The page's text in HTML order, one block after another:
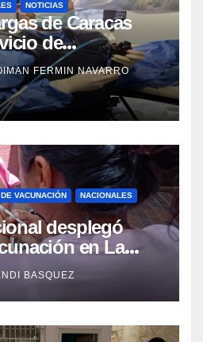
NOTICIAS
de Caracas
de
para
de pacientes
FERMIN NAVARRO
VACUNACIÓN
NACIONALES
desplegó
en La
protección
BASQUEZ